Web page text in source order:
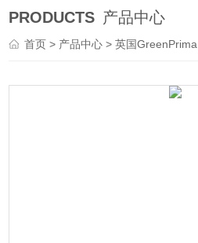
PRODUCTS 产品中心
首页> 产品中心 >英国GreenPrima